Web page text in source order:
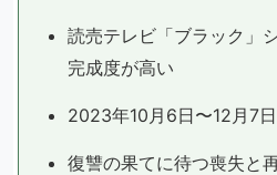
読売テレビ「ブラック」
完成度が高い
2023年10月6日〜12月7
復讐の果てに待つ喪失と